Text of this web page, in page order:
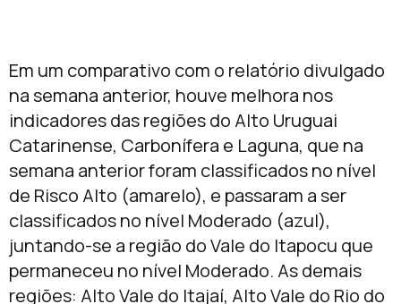
Em um comparativo com o relatório divulgado
na semana anterior, houve melhora nos
indicadores das regiões do Alto Uruguai
Catarinense, Carbonífera e Laguna, que na
semana anterior foram classificados no nível
de Risco Alto (amarelo), e passaram a ser
classificados no nível Moderado (azul),
juntando-se a região do Vale do Itapocu que
permaneceu no nível Moderado. As demais
regiões: Alto Vale do Itajaí, Alto Vale do Rio do